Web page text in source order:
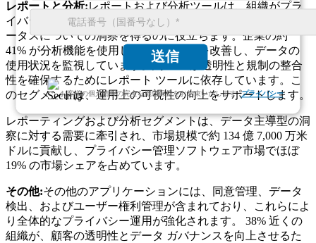
送信
お客様の個人情報の完全な機密保持をお約束いたします.プライバシー
レポートと分析:レポートおよび分析ツールは、組織がプラ
イバシー パフォーマンスを追跡し、コンプライアンス ステ
ータスについての洞察を得るのに役立ちます。企業の約
41% が分析機能を使用して、意思決定を改善し、データの
使用状況を監視しています。約 38% が透明性と規制の整合
性を確保するためにレポート ツールに依存しています。こ
のセグメントは、運用上の可視性の向上をサポートします。
レポーティングおよび分析セグメントは、データ主導型の洞
察に対する需要に牽引され、市場規模で約 134 億 7,000 万米
ドルに貢献し、プライバシー管理ソフトウェア市場でほぼ
19% の市場シェアを占めています。
その他:その他のアプリケーションには、同意管理、データ
検出、およびユーザー権利管理が含まれており、これらによ
り全体的なプライバシー運用が強化されます。 38% 近くの
組織が、顧客の透明性とデータ ガバナンスを向上させるた